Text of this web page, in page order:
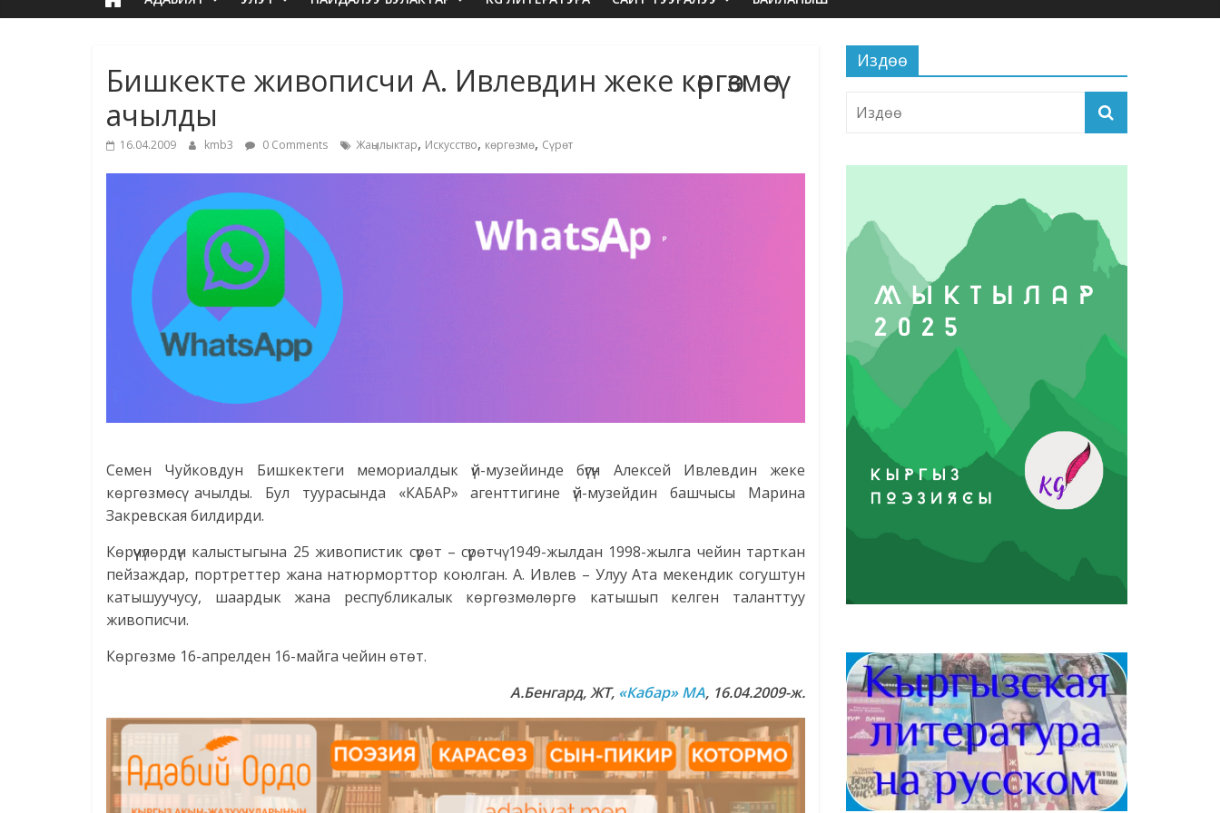
Бишкекте живописчи А. Ивлевдин жеке көргөзмөсү
ачылды
16.04.2009 kmb3 0 Comments Жаңылыктар, Искусство, көргөзмө, Сүрөт
Семен Чуйковдун Бишкектеги мемориалдык үй-музейинде бүгүн Алексей Ивлевдин жеке
көргөзмөсү ачылды. Бул туурасында «КАБАР» агенттигине үй-музейдин башчысы Марина
Закревская билдирди.
Көрүүчүлөрдүн калыстыгына 25 живопистик сүрөт – сүрөтчү 1949-жылдан 1998-жылга чейин тарткан
пейзаждар, портреттер жана натюрморттор коюлган. А. Ивлев – Улуу Ата мекендик согуштун
катышуучусу, шаардык жана республикалык көргөзмөлөргө катышып келген таланттуу
живописчи.
Көргөзмө 16-апрелден 16-майга чейин өтөт.
А.Бенгард, ЖТ, «Кабар» МА, 16.04.2009-ж.
Издөө